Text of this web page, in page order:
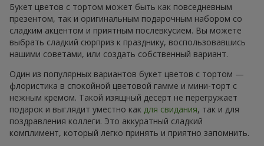
Букет цветов с тортом может быть как повседневным
презентом, так и оригинальным подарочным набором со
сладким акцентом и приятным послевкусием. Вы можете
выбрать сладкий сюрприз к празднику, воспользовавшись
нашими советами, или создать собственный вариант.
Один из популярных вариантов букет цветов с тортом —
флористика в спокойной цветовой гамме и мини-торт с
нежным кремом. Такой изящный десерт не перегружает
подарок и выглядит уместно как для свидания, так и для
поздравления коллеги. Это аккуратный сладкий
комплимент, который легко принять и приятно запомнить.